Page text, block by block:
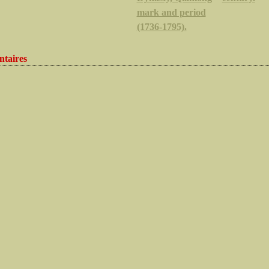
mark and period
(1736-1795).